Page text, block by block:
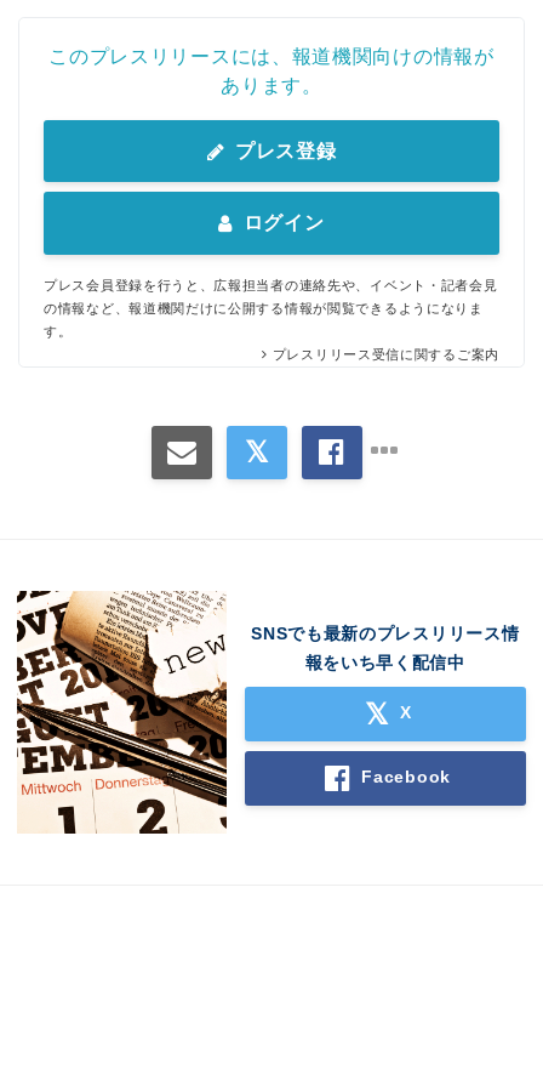
このプレスリリースには、報道機関向けの情報が
あります。
プレス登録
ログイン
プレス会員登録を行うと、広報担当者の連絡先や、イベント・記者会見
の情報など、報道機関だけに公開する情報が閲覧できるようになりま
す。
プレスリリース受信に関するご案内
SNSでも最新のプレスリリース情
報をいち早く配信中
X
Facebook